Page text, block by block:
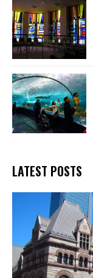
LATEST POSTS